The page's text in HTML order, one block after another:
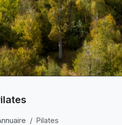
Pilates